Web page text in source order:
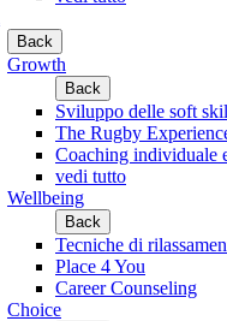
Back
Growth
Back
Sviluppo delle soft
The Rugby
Coaching individuale
vedi tutto
Wellbeing
Back
Tecniche di
Place 4 You
Career Counseling
Choice